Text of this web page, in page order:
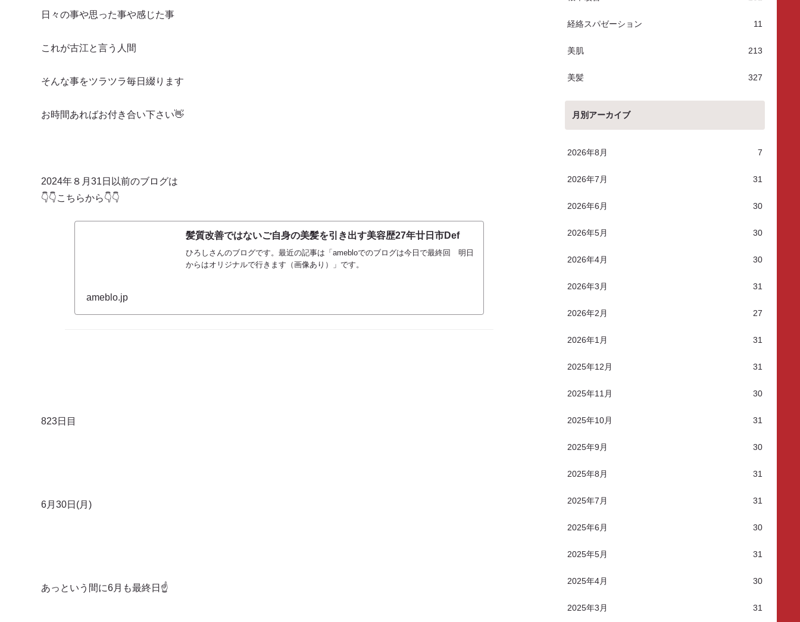
日々の事や思った事や感じた事
これが古江と言う人間
そんな事をツラツラ毎日綴ります
お時間あればお付き合い下さい👋
2024年８月31日以前のブログは
👇👇こちらから👇👇
髪質改善ではないご自身の美髪を引き出す美容歴27年廿日市Def
ひろしさんのブログです。最近の記事は「amebloでのブログは今日で最終回 明日
からはオリジナルで行きます（画像あり）」です。
ameblo.jp
823日目
6月30日(月)
あっという間に6月も最終日☝️
経絡スパゼーション 11
美肌 213
美髪 327
月別アーカイブ
2026年8月 7
2026年7月 31
2026年6月 30
2026年5月 30
2026年4月 30
2026年3月 31
2026年2月 27
2026年1月 31
2025年12月 31
2025年11月 30
2025年10月 31
2025年9月 30
2025年8月 31
2025年7月 31
2025年6月 30
2025年5月 31
2025年4月 30
2025年3月 31